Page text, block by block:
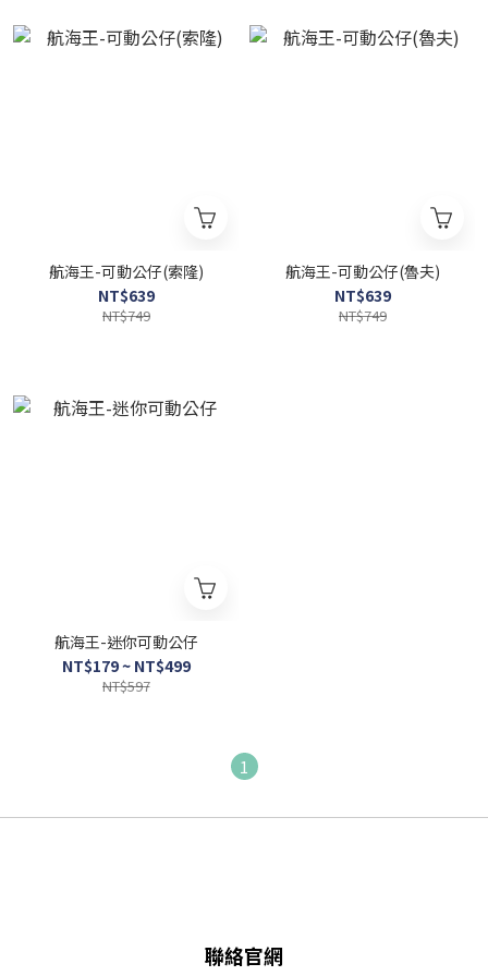
航海王-可動公仔(索隆)
NT$639
NT$749
航海王-可動公仔(魯夫)
NT$639
NT$749
航海王-迷你可動公仔
NT$179 ~ NT$499
NT$597
1
聯絡官網